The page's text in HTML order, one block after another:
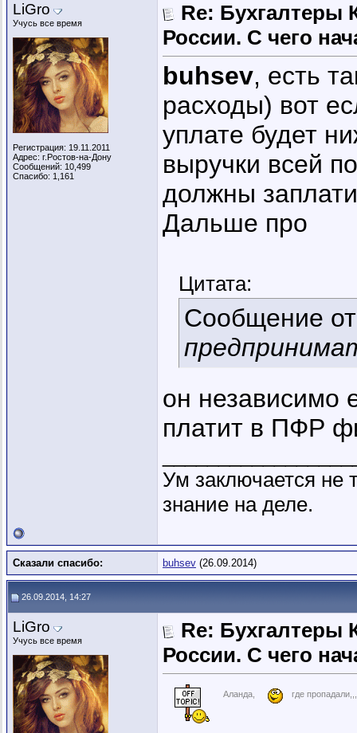
LiGro
Учусь все время
Регистрация: 19.11.2011
Адрес: г.Ростов-на-Дону
Сообщений: 10,499
Спасибо: 1,161
Re: Бухгалтеры
России. C чего
buhsev, есть
расходы) вот
уплате будет
выручки всей
должны
Дальше про
Цитата:
Сообщение
он независимо
платит в ПФР
Ум заключается не
знание на деле.
Сказали спасибо: buhsev (26.09.2014)
26.09.2014, 14:27
LiGro
Учусь все время
Re: Бухгалтеры
России. C чего
Аланда, где пропадали,,,